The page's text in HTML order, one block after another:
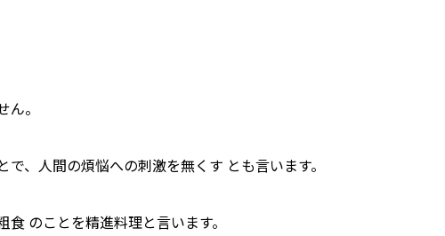
ん。
、人間の煩悩への刺激を無くす とも言います。
のことを精進料理と言います。